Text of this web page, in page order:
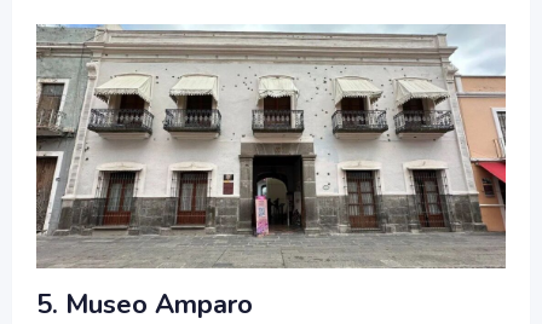
5. Museo Amparo